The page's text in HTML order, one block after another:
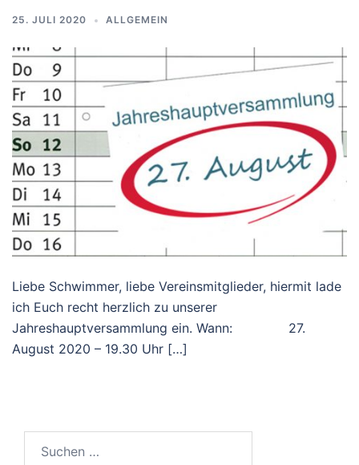
25. JULI 2020 ALLGEMEIN
Liebe Schwimmer, liebe Vereinsmitglieder, hiermit lade
ich Euch recht herzlich zu unserer
Jahreshauptversammlung ein. Wann: 27.
August 2020 – 19.30 Uhr […]